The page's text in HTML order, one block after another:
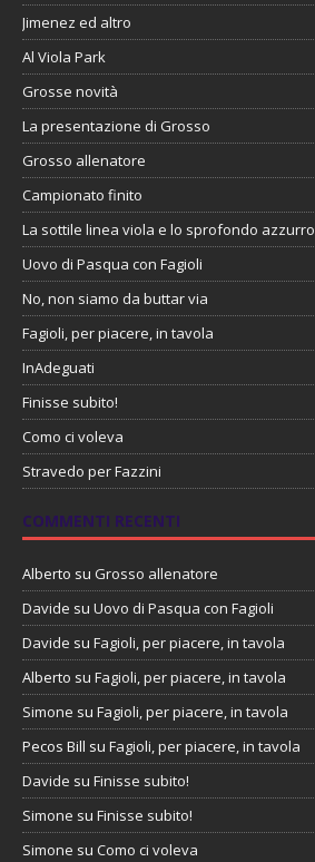
Jimenez ed altro
Al Viola Park
Grosse novità
La presentazione di Grosso
Grosso allenatore
Campionato finito
La sottile linea viola e lo sprofondo azzurro
Uovo di Pasqua con Fagioli
No, non siamo da buttar via
Fagioli, per piacere, in tavola
InAdeguati
Finisse subito!
Como ci voleva
Stravedo per Fazzini
COMMENTI RECENTI
Alberto su Grosso allenatore
Davide su Uovo di Pasqua con Fagioli
Davide su Fagioli, per piacere, in tavola
Alberto su Fagioli, per piacere, in tavola
Simone su Fagioli, per piacere, in tavola
Pecos Bill su Fagioli, per piacere, in tavola
Davide su Finisse subito!
Simone su Finisse subito!
Simone su Como ci voleva